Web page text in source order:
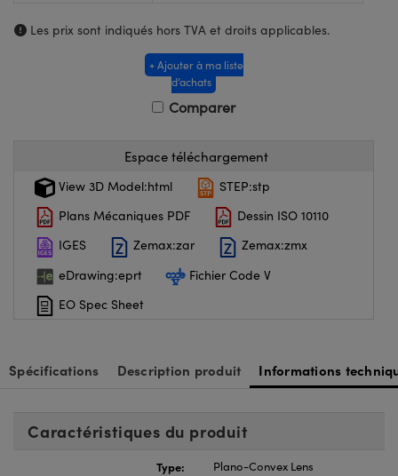
Gratings™
Les prix sont indiqués hors TVA et droits applicables.
+ Ajouter à ma liste
d’achats
Comparer
Espace téléchargement
View 3D Model:html
STEP:stp
Plans Mécaniques PDF
Dessin ISO 10110
IGES
Zemax:zar
Zemax:zmx
eDrawing:eprt
Fichier Code V
EO Spec Sheet
Spécifications Description produit Informations
Caractéristiques du produit
Type: Plano-Convex Lens